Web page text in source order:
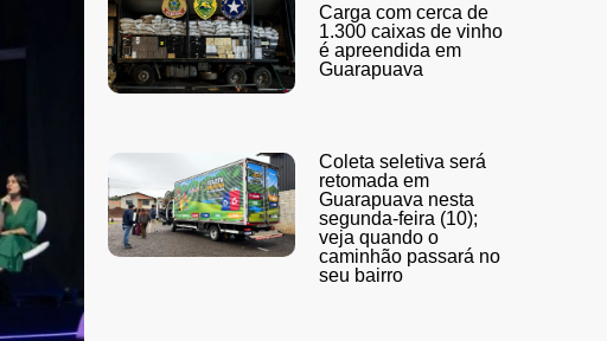
Carga com cerca de
1.300 caixas de vinho
é apreendida em
Guarapuava
Coleta seletiva será
retomada em
Guarapuava nesta
segunda-feira (10);
veja quando o
caminhão passará no
seu bairro